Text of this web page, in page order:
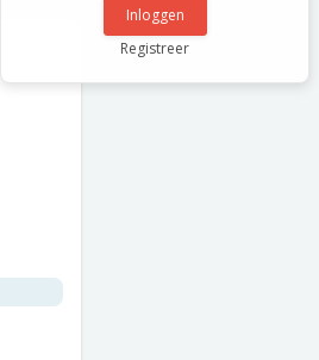
Inloggen
Registreer